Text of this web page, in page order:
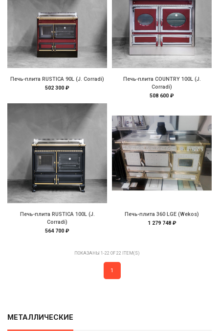
МЕТАЛЛИЧЕСКИЕ
Печь-плита RUSTICA 90L (J. Corradi)
502 300 ₽
Печь-плита COUNTRY 100L (J.
Corradi)
508 600 ₽
Печь-плита RUSTICA 100L (J.
Corradi)
564 700 ₽
Печь-плита 360 LGE (Wekos)
1 279 748 ₽
ПОКАЗАНЫ 1-22 OF 22 ITEM(S)
1